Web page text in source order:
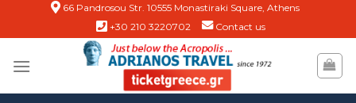
66 Pandrosou Str. 10555 Monastiraki Square, Athens
+30 210 3220702
Contact us